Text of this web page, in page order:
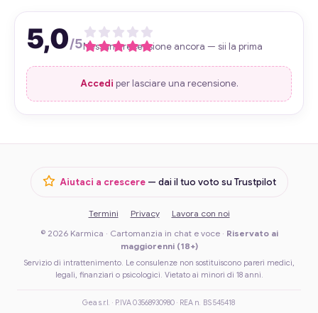
5,0/5Nessuna recensione ancora — sii la prima
Accedi per lasciare una recensione.
Aiutaci a crescere— dai il tuo voto su Trustpilot
Termini Privacy
Lavora con noi
© 2026 Karmica · Cartomanzia in chat e voce · Riservato ai
maggiorenni (18+)
Servizio di intrattenimento. Le consulenze non sostituiscono pareri medici,
legali, finanziari o psicologici. Vietato ai minori di 18 anni.
Gea s.r.l. · P.IVA 03568930980 · REA n. BS 545418